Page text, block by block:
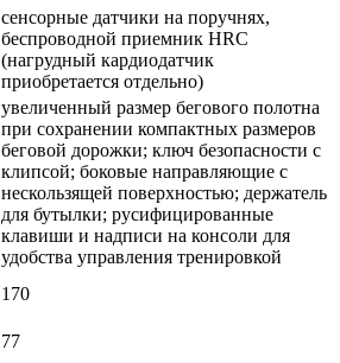
сенсорные датчики на поручнях,
беспроводной приемник HRC
(нагрудный кардиодатчик
приобретается отдельно)
увеличенный размер бегового полотна
при сохранении компактных размеров
беговой дорожки; ключ безопасности с
клипсой; боковые направляющие с
нескользящей поверхностью; держатель
для бутылки; русифицированные
клавиши и надписи на консоли для
удобства управления тренировкой
170
77